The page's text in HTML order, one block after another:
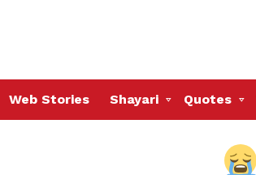
Web Stories Shayari Quotes